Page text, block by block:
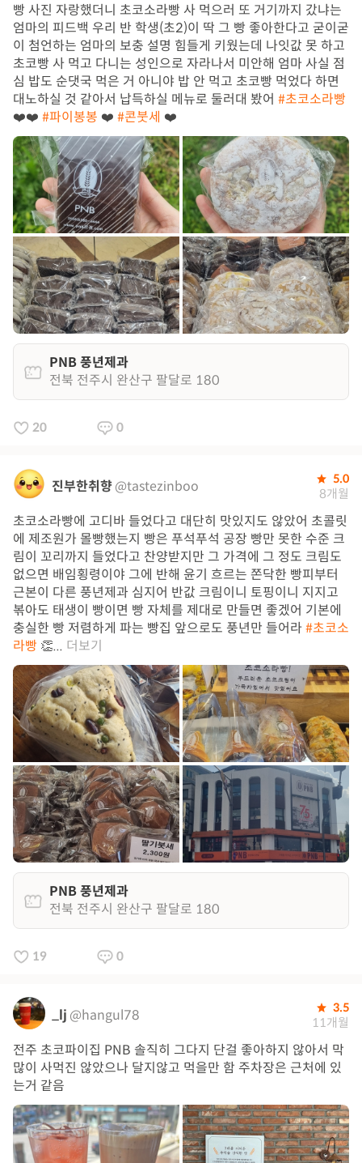
빵 사진 자랑했더니 초코소라빵 사 먹으러 또 거기까지 갔냐는
엄마의 피드백 우리 반 학생(초2)이 딱 그 빵 좋아한다고 굳이굳
이 첨언하는 엄마의 보충 설명 힘들게 키웠는데 나잇값 못 하고
초코빵 사 먹고 다니는 성인으로 자라나서 미안해 엄마 사실 점
심 밥도 순댓국 먹은 거 아니야 밥 안 먹고 초코빵 먹었다 하면
대노하실 것 같아서 납득하실 메뉴로 둘러대 봤어 #초코소라빵
❤️❤️ #파이봉봉 ❤️ #콘붓세 ❤️
PNB 풍년제과
전북 전주시 완산구 팔달로 180
20 0
진부한취향@tastezinboo 5.0
8개월
초코소라빵에 고디바 들었다고 대단히 맛있지도 않았어 초콜릿
에 제조원가 몰빵했는지 빵은 푸석푸석 공장 빵만 못한 수준 크
림이 꼬리까지 들었다고 찬양받지만 그 가격에 그 정도 크림도
없으면 배임횡령이야 그에 반해 윤기 흐르는 쫀닥한 빵피부터
근본이 다른 풍년제과 심지어 반값 크림이니 토핑이니 지지고
볶아도 태생이 빵이면 빵 자체를 제대로 만들면 좋겠어 기본에
충실한 빵 저렴하게 파는 빵집 앞으로도 풍년만 들어라#초코소
라빵 👏... 더보기
PNB 풍년제과
전북 전주시 완산구 팔달로 180
19 0
_lj @hangul78 3.5
11개월
전주 초코파이집 PNB 솔직히 그다지 단걸 좋아하지 않아서 막
많이 사먹진 않았으나 달지않고 먹을만 함 주차장은 근처에 있
는거 같음